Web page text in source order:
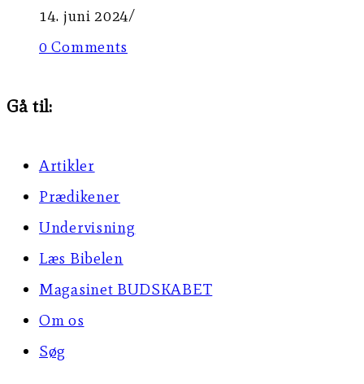
14. juni 2024/
0 Comments
Gå til:
Artikler
Prædikener
Undervisning
Læs Bibelen
Magasinet BUDSKABET
Om os
Søg